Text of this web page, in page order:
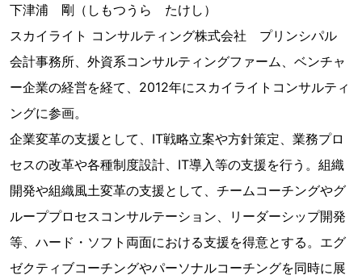
下津浦 剛（しもつうら たけし）
スカイライト コンサルティング株式会社 プリンシパル
会計事務所、外資系コンサルティングファーム、ベンチャ
ー企業の経営を経て、2012年にスカイライトコンサルティ
ングに参画。
企業変革の支援として、IT戦略立案や方針策定、業務プロ
セスの改革や各種制度設計、IT導入等の支援を行う。組織
開発や組織風土変革の支援として、チームコーチングやグ
ループプロセスコンサルテーション、リーダーシップ開発
等、ハード・ソフト両面における支援を得意とする。エグ
ゼクティブコーチングやパーソナルコーチングを同時に展